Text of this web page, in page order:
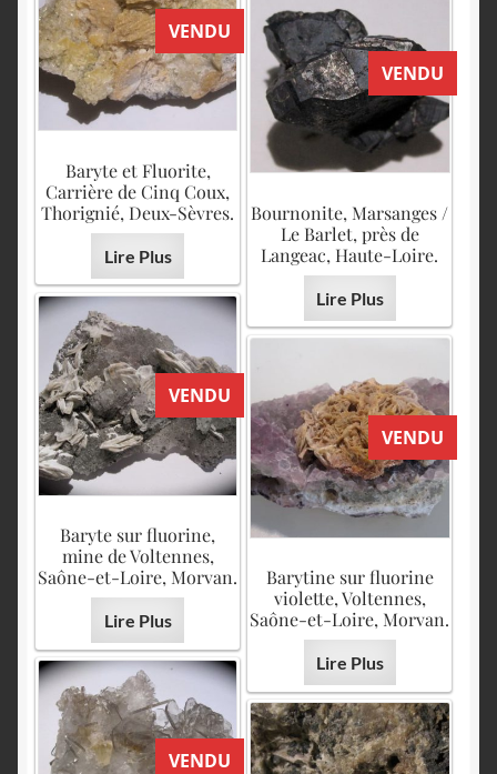
VENDU
Baryte et Fluorite,
Carrière de Cinq Coux,
Thorignié, Deux-Sèvres.
Lire Plus
VENDU
Bournonite, Marsanges /
Le Barlet, près de
Langeac, Haute-Loire.
Lire Plus
VENDU
Baryte sur fluorine,
mine de Voltennes,
Saône-et-Loire, Morvan.
Lire Plus
VENDU
Barytine sur fluorine
violette, Voltennes,
Saône-et-Loire, Morvan.
Lire Plus
VENDU